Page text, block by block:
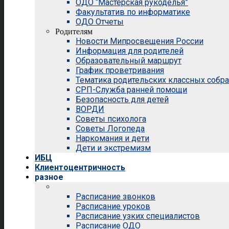
ОДО “Мастерская рукоделья”
Факультатив по информатике
ОДО Отчеты
Родителям
Новости Мипросвещения России
Информация для родителей
Образовательный маршрут
График проветривания
Тематика родительских классных
СРП-Служба ранней помощи
Безопасность для детей
ВОРДИ
Советы психолога
Советы Логопеда
Наркомания и дети
Дети и экстремизм
ИБЦ
Клиентоцентричность
разное
Расписание звонков
Расписание уроков
Расписание узких специалистов
Расписание ОДО